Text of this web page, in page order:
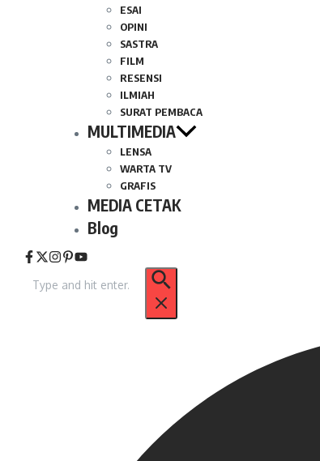
ESAI
OPINI
SASTRA
FILM
RESENSI
ILMIAH
SURAT PEMBACA
MULTIMEDIA
LENSA
WARTA TV
GRAFIS
MEDIA CETAK
Blog
untuk: